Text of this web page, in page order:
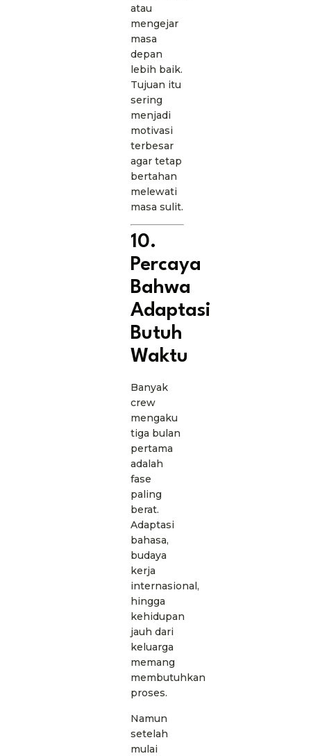
atau
mengejar
masa
depan
lebih baik.
Tujuan itu
sering
menjadi
motivasi
terbesar
agar tetap
bertahan
melewati
masa sulit.
10.
Percaya
Bahwa
Adaptasi
Butuh
Waktu
Banyak
crew
mengaku
tiga bulan
pertama
adalah
fase
paling
berat.
Adaptasi
bahasa,
budaya
kerja
internasional,
hingga
kehidupan
jauh dari
keluarga
memang
membutuhkan
proses.
Namun
setelah
mulai